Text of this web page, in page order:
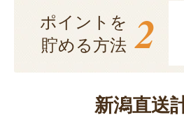
ポイントを
貯める方法 2
新潟直送